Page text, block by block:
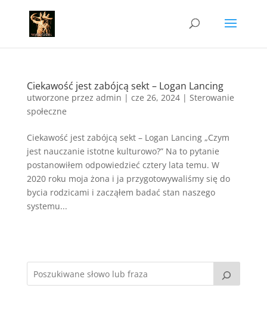
Ciekawość jest zabójcą sekt – Logan Lancing
utworzone przez admin | cze 26, 2024| Sterowanie
społeczne
Ciekawość jest zabójcą sekt – Logan Lancing „Czym
jest nauczanie istotne kulturowo?” Na to pytanie
postanowiłem odpowiedzieć cztery lata temu. W
2020 roku moja żona i ja przygotowywaliśmy się do
bycia rodzicami i zacząłem badać stan naszego
systemu...